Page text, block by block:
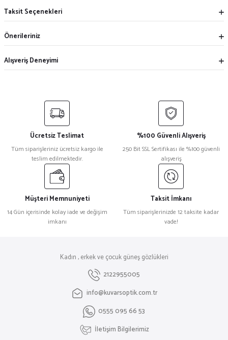
Taksit Seçenekleri
Önerileriniz
Alışveriş Deneyimi
Ücretsiz Teslimat
Tüm siparişleriniz ücretsiz kargo ile
teslim edilmektedir.
%100 Güvenli Alışveriş
250 Bit SSL Sertifikası ile %100 güvenli
alışveriş
Müşteri Memnuniyeti
14 Gün içerisinde kolay iade ve değişim
imkanı
Taksit İmkanı
Tüm siparişlerinizde 12 taksite kadar
vade!
Kadın , erkek ve çocuk güneş gözlükleri
2122955005
info@kuvarsoptik.com.tr
0555 095 66 53
İletişim Bilgilerimiz